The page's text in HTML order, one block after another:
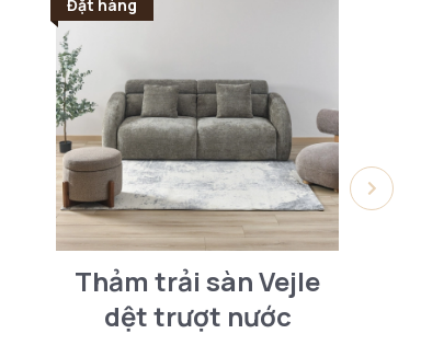
Đặt hàng
Thảm trải sàn Vejle
dệt trượt nước